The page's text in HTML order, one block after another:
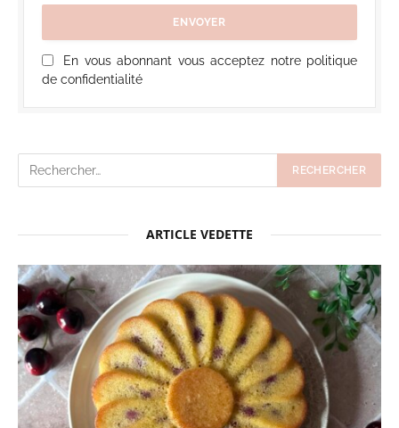
En vous abonnant vous acceptez notre politique
de confidentialité
ARTICLE VEDETTE